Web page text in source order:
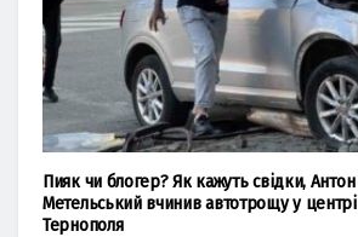
Пияк чи блогер? Як кажуть свідки, Антон
Метельський вчинив автотрощу у центрі
Тернополя